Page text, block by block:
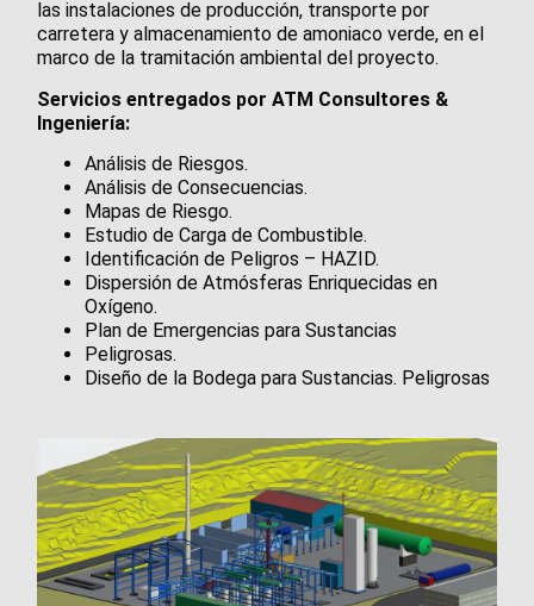
las instalaciones de producción, transporte por
carretera y almacenamiento de amoniaco verde, en el
marco de la tramitación ambiental del proyecto.
Servicios entregados por ATM Consultores &
Ingeniería:
Análisis de Riesgos.
Análisis de Consecuencias.
Mapas de Riesgo.
Estudio de Carga de Combustible.
Identificación de Peligros – HAZID.
Dispersión de Atmósferas Enriquecidas en
Oxígeno.
Plan de Emergencias para Sustancias
Peligrosas.
Diseño de la Bodega para Sustancias. Peligrosas